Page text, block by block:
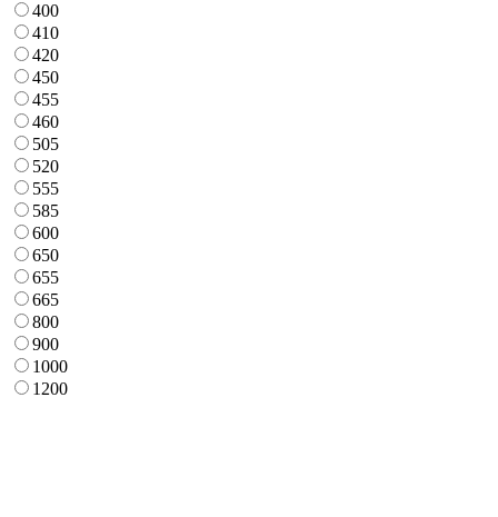
400
410
420
450
455
460
505
520
555
585
600
650
655
665
800
900
1000
1200